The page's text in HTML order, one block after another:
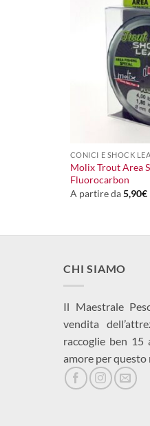
CONICI E SHOCK
Molix Trout Area
Fluorocarbon
A partire da5,90€
CHI SIAMO
Il Maestrale
vendita
raccoglie ben 15
amore per questo